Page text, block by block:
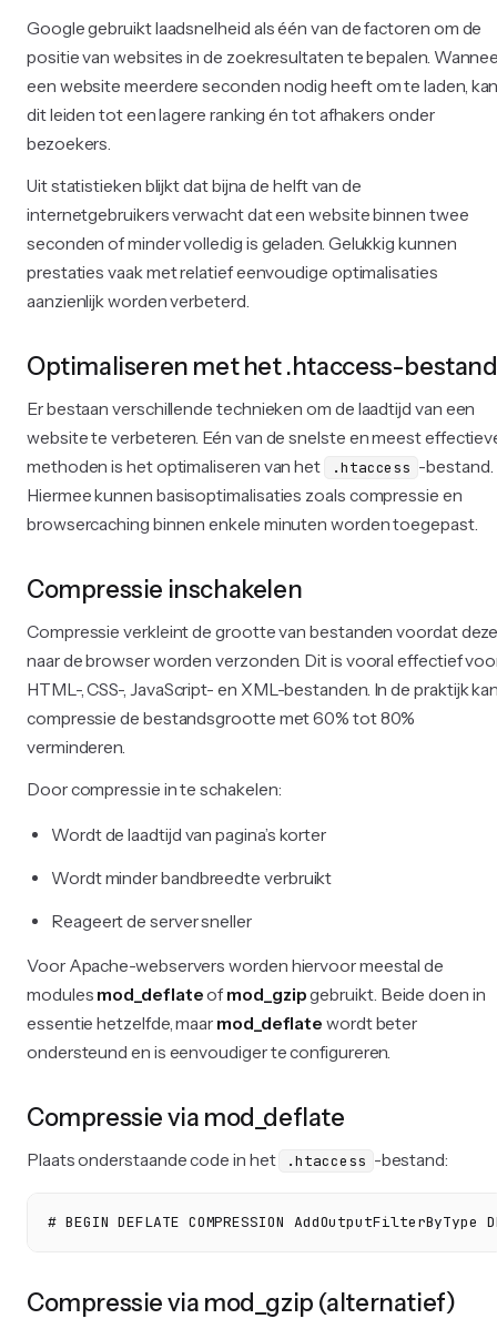
Google gebruikt laadsnelheid als één van de factoren om de
positie van websites in de zoekresultaten te bepalen.
een website meerdere seconden nodig heeft om te laden,
dit leiden tot een lagere ranking én tot afhakers onder
bezoekers.
Uit statistieken blijkt dat bijna de helft van de
internetgebruikers verwacht dat een website binnen twee
seconden of minder volledig is geladen. Gelukkig kunnen
prestaties vaak met relatief eenvoudige optimalisaties
aanzienlijk worden verbeterd.
Optimaliseren met het .htaccess-bestand
Er bestaan verschillende technieken om de laadtijd van een
website te verbeteren. Eén van de snelste en meest
methoden is het optimaliseren van het
.htaccess -bestand.
Hiermee kunnen basisoptimalisaties zoals compressie en
browsercaching binnen enkele minuten worden toegepast.
Compressie inschakelen
Compressie verkleint de grootte van bestanden voordat
naar de browser worden verzonden. Dit is vooral effectief
HTML-, CSS-, JavaScript- en XML-bestanden. In de praktijk
compressie de bestandsgrootte met 60% tot 80%
verminderen.
Door compressie in te schakelen:
Wordt de laadtijd van pagina’s korter
Wordt minder bandbreedte verbruikt
Reageert de server sneller
Voor Apache-webservers worden hiervoor meestal de
modules mod_deflateofmod_gzipgebruikt. Beide doen in
essentie hetzelfde, maar mod_deflate wordt beter
ondersteund en is eenvoudiger te configureren.
Compressie via mod_deflate
Plaats onderstaande code in het .htaccess -bestand:
# BEGIN DEFLATE COMPRESSION
Compressie via mod_gzip (alternatief)